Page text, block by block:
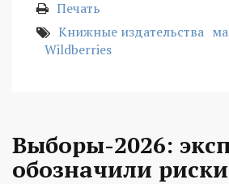
Печать
Книжные издательства
Wildberries
Выборы-2026:
обозначили риски